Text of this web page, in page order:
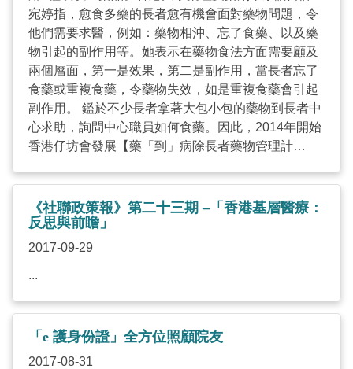
病，也擔心藥物副作用而抗拒服藥，覆診動機也低，
更甚少尋求支援服務。跟進這類個案很困難，但正因
為他們處於危機邊緣，社會更要想盡方式協助他們，
不離不棄，避免標籤或污名化精神復元人士，使他們
免於孤獨和絕望。 文章刊於2023年6月13日
《AM730–蔡海偉網誌》 ...
宛婷指，愈食多藥的長者愈有機會面對藥物問題，令
他們需要求醫，例如：藥物相沖、忘了食藥、以及藥
物引起的副作用等。她表示在藥物食法方面需要顧及
兩個層面，第一是效果，第二是副作用，當長者忘了
食藥或重複食藥，令藥物失效，如是重複食藥會引起
副作用。 鑑於不少長者拿著大包小包的藥物到長者中
心求助，詢問中心職員如何食藥。因此，2014年開始
香港仔坊會發展【藥「到」病除長者藥物管理計
估，為南區長者提供長期到戶指導，令長者準時及準
份量地進食藥物，有效控制他們的長期病。 譚宛婷表
示，藥劑師可以協助長者認識藥物，與及前後次序的
食法，如何安全地用藥。例如是糖尿病患者，很多長
食太多，長者的病情會慢慢惡化，醫生又不知他們沒
者又不和醫生說，怕醫生責備長者，形成惡性循環，
不斷覆診去看一個原本可以醫好的，或可控制的病。
香港仔坊會社工黃梓熒指，長者經過計劃指導後，了
《社聯政策報》第二十三期 –「香港基層醫療：
反思與前瞻」
2017-09-29
...
「e 護身份證」全方位照顧院友
2017-08-31